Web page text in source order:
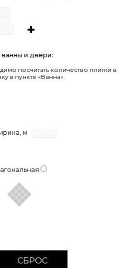
и двери:
посчитать количество плитки в
в пункте «Ванна».
м